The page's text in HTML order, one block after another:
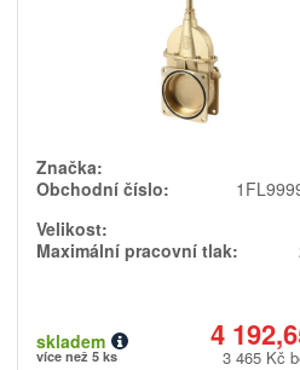
Značka:
Obchodní číslo:
Velikost:
Maximální pracovní tlak:
4
skladem
více než 5 ks 3 465 Kč